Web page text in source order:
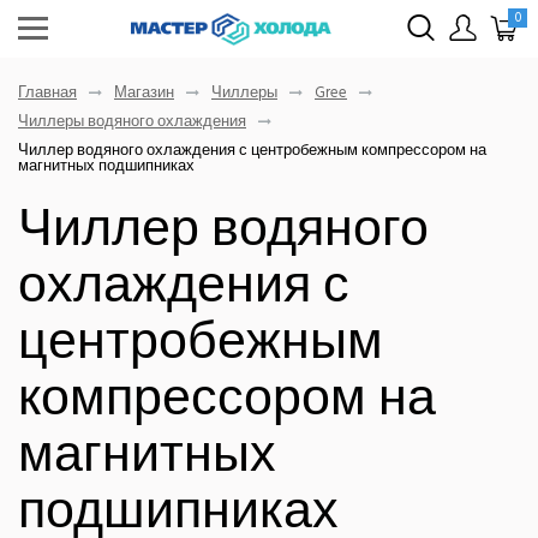
0
Главная Магазин Чиллеры
Gree
Чиллеры водяного охлаждения
Чиллер водяного охлаждения с центробежным компрессором на
магнитных подшипниках
Чиллер водяного
охлаждения с
центробежным
компрессором на
магнитных
подшипниках